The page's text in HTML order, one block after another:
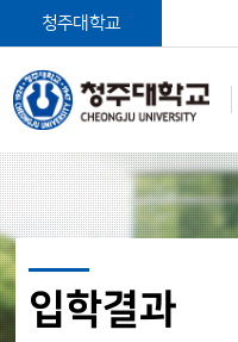
청주대학교
입학결과